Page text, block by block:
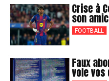
Crise à
son
FOOTBALL
Faux
vole vos